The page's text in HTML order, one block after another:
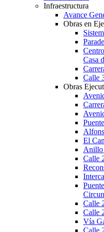
Infraestructura
Avance
Obras en
Casa
Calle
Obras
El
Anillo
Calle
Calle
Calle
Vía